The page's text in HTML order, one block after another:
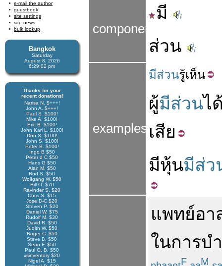
e-mail the author
guestbook
site settings
site news
bulk lookup
Bangkok
Saturday
August 8, 2026
6:29:03 pm
Thanks for your
recent donations!
Narisa N. $+++!
John A. $+++!
Paul S. $100!
Mike A. $100!
Eric B. $100!
John Karl L. $100!
Don S. $100!
John S. $100!
Peter B. $100!
Ingo B $50
Peter d C $50
Hans G $50
Alan M. $50
Rod S. $50
Wolfgang W. $50
Bill O. $70
Ravinder S. $20
Chris S. $15
Jose D-C $20
Steven P. $20
Daniel W. $75
Rudolf M. $30
David R. $50
Judith W. $50
Roger C. $50
Steve D. $50
Sean F. $50
Paul G. B. $50
xsinventory $20
Nigel A. $15
components
มี
ส่วน
examples
มีส่วนรู้เห็น
ผู้มีส่วนไ
เสีย
มีหุ้นมีส่ว
แพทย์อา
ในการบ
F M